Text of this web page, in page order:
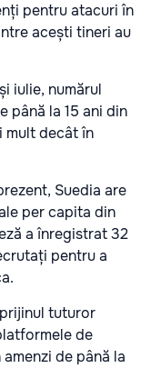
pentru atacuri în
acești tineri au
iulie, numărul
până la 15 ani din
mult decât în
Suedia are
per capita din
a înregistrat 32
pentru a
tuturor
de
de până la